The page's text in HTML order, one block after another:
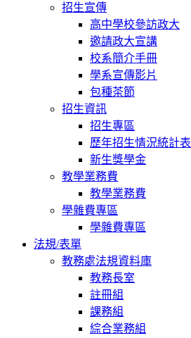
招生宣傳
高中學校參訪政大
邀請政大宣講
校系簡介手冊
學系宣傳影片
包種茶節
招生資訊
招生專區
歷年招生情況統計表
新生獎學金
教學業務費
教學業務費
學雜費專區
學雜費專區
法規/表單
教務處法規資料庫
教務長室
註冊組
課務組
綜合業務組